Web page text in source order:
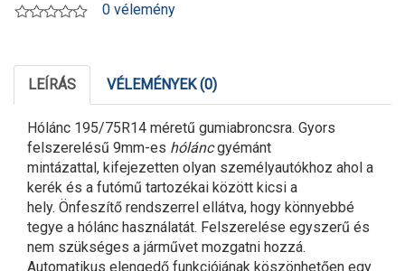
0 vélemény
LEÍRÁS VÉLEMÉNYEK (0)
Hólánc 195/75R14 méretű gumiabroncsra. Gyors
felszerelésű 9mm-es hóláncgyémánt
mintázattal, kifejezetten olyan személyautókhoz ahol a
kerék és a futómű tartozékai között kicsi a
hely. Önfeszítő rendszerrel ellátva, hogy könnyebbé
tegye a hólánc használatát. Felszerelése egyszerű és
nem szükséges a járművet mozgatni hozzá.
Automatikus elengedő funkciójának köszönhetően egy